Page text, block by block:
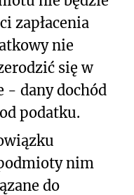
zapłacenia
nie
się w
- dany dochód
podatku.
nim
do